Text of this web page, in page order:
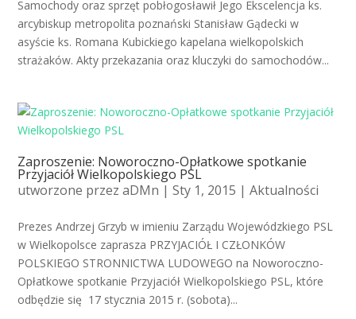
Samochody oraz sprzęt pobłogosławił Jego Ekscelencja ks.
arcybiskup metropolita poznański Stanisław Gądecki w
asyście ks. Romana Kubickiego kapelana wielkopolskich
strażaków. Akty przekazania oraz kluczyki do samochodów...
Zaproszenie: Noworoczno-Opłatkowe spotkanie
Przyjaciół Wielkopolskiego PSL
utworzone przezaDMn | Sty 1, 2015 |Aktualności
Prezes Andrzej Grzyb w imieniu Zarządu Wojewódzkiego PSL
w Wielkopolsce zaprasza PRZYJACIÓŁ I CZŁONKÓW
POLSKIEGO STRONNICTWA LUDOWEGO na Noworoczno-
Opłatkowe spotkanie Przyjaciół Wielkopolskiego PSL, które
odbędzie się 17 stycznia 2015 r. (sobota)...